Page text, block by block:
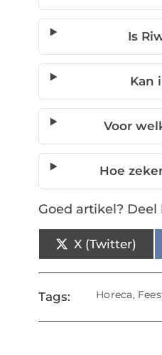
Is
Kan
Voor
Hoe
Goed artikel?
X (Twitter)
Tags: Horeca,